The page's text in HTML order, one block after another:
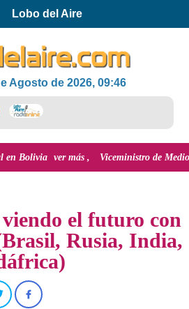
Lobo del Aire
Agosto de 2026, 09:46
ver más Viceministro de Medio
el futuro con
Rusia, India,